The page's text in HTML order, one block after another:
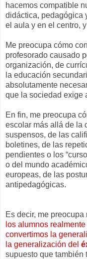
hacemos compatible
didáctica, pedagógica
el aula y en el centro,
Me preocupa cómo
profesorado causado
organización, de
la educación
absolutamente
que la sociedad exige
En fin, me preocupa
escolar más allá de la
suspensos, de las
boletines, de las
pendientes o los
o del mundo
europeas, de las
antipedagógicas.
Es decir, me
los alumnos
convertimos la
la generalización del
supuesto que también